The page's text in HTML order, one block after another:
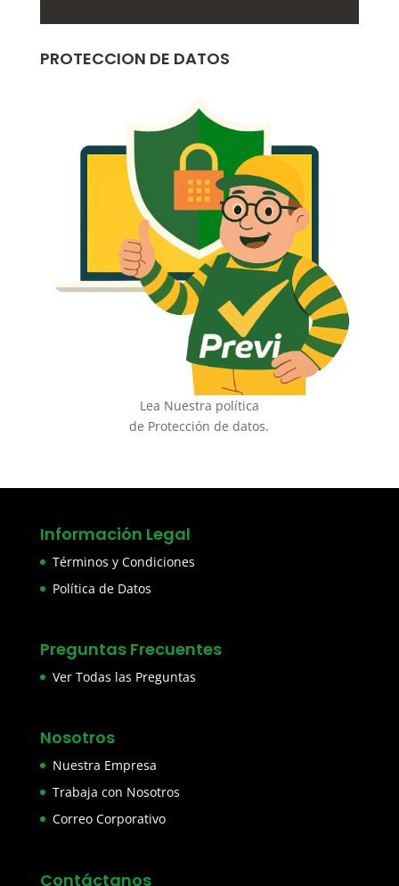
PROTECCION DE DATOS
Lea Nuestra política
de Protección de datos.
Información Legal
Términos y Condiciones
Política de Datos
Preguntas Frecuentes
Ver Todas las Preguntas
Nosotros
Nuestra Empresa
Trabaja con Nosotros
Correo Corporativo
Contáctanos